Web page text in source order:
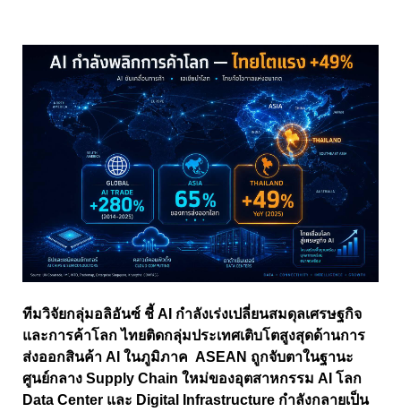
ทีมวิจัยกลุ่มอลิอันซ์ ชี้ AI กำลังเร่งเปลี่ยนสมดุลเศรษฐกิจ
และการค้าโลก ไทยติดกลุ่มประเทศเติบโตสูงสุดด้านการ
ส่งออกสินค้า AI ในภูมิภาค ASEAN ถูกจับตาในฐานะ
ศูนย์กลาง Supply Chain ใหม่ของอุตสาหกรรม AI โลก
Data Center และ Digital Infrastructure กำลังกลายเป็น